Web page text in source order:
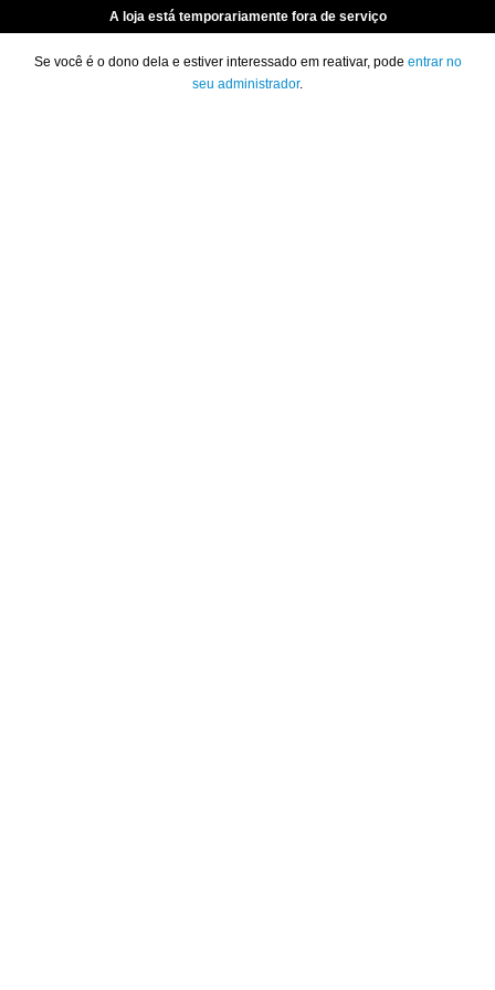
A loja está temporariamente fora de serviço
Se você é o dono dela e estiver interessado em reativar, pode entrar no
seu administrador.